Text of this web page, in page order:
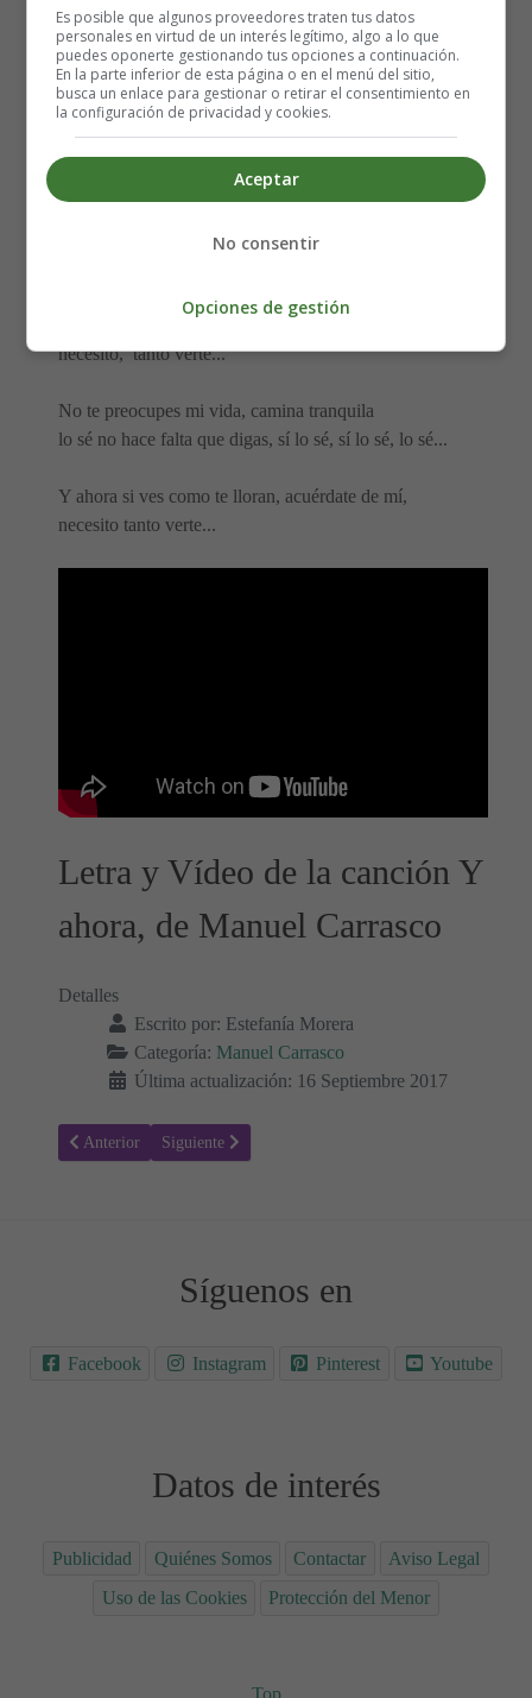
necesito tanto verte...
Escúchame, si estás ahí quiero que sepas,
que no te olvido, que no hay distancia que nos detenga,
que a veces caigo en el recuerdo de tus manos con mis
manos,
y me hacen sonreír, así me siento feliz, dentro de esta
que sus palabras cuentan como locas. ¡Extrañarte!
necesito, tanto verte...
No te preocupes mi vida, camina tranquila
lo sé no hace falta que digas, sí lo sé, sí lo sé, lo sé...
Y ahora si ves como te lloran, acuérdate de mí,
necesito tanto verte...
Letra y Vídeo de la canción Y
ahora, de Manuel Carrasco
Detalles
Escrito por: Estefanía Morera
Categoría: Manuel Carrasco
Última actualización: 16 Septiembre 2017
Artículo anterior: Menos Mal - Manuel Carrasco, Letra y Vídeo de
Anterior Artículo siguiente: Sígueme - Manuel Carrasco, Letra
Siguiente
Síguenos en
Facebook Instagram Pinterest Youtube
Datos de interés
Publicidad Quiénes Somos Contactar
Aviso Legal
Uso de las Cookies
Protección del Menor
Top
Es posible que algunos proveedores traten tus datos
personales en virtud de un interés legítimo, algo a lo que
puedes oponerte gestionando tus opciones a continuación.
En la parte inferior de esta página o en el menú del sitio,
busca un enlace para gestionar o retirar el consentimiento en
la configuración de privacidad y cookies.
Aceptar
No consentir
Opciones de gestión